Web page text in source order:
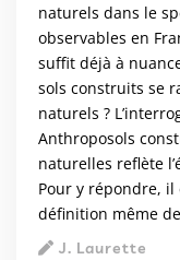
naturels dans le
observables en
suffit déjà à
sols construits se
naturels ?
Anthroposols
naturelles reflète
Pour y répondre, il
définition même
J. Laurette